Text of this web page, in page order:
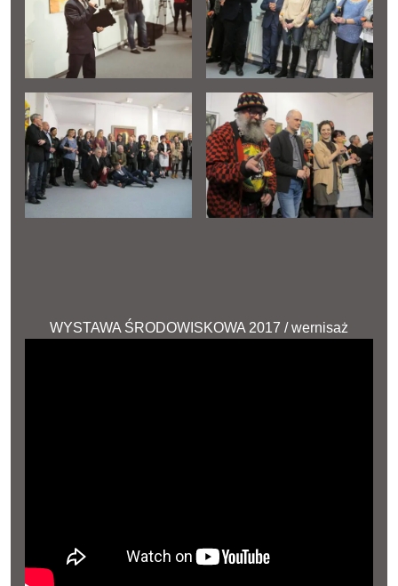
WYSTAWA ŚRODOWISKOWA 2017 / wernisaż